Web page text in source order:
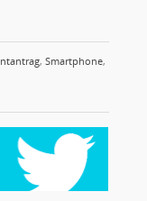
, Smartphone,